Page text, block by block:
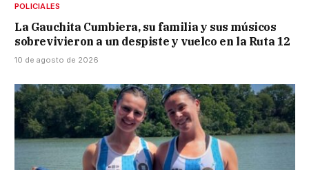
POLICIALES
La Gauchita Cumbiera, su familia y sus músicos
sobrevivieron a un despiste y vuelco en la Ruta 12
10 de agosto de 2026